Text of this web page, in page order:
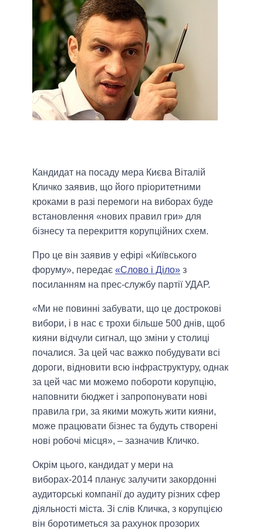
Кандидат на посаду мера Києва Віталій
Кличко заявив, що його пріоритетними
кроками в разі перемоги на виборах буде
встановлення «нових правил гри» для
бізнесу та перекриття корупційних схем.
Про це він заявив у ефірі «Київського
форуму», передає «Слово і Діло» з
посиланням на прес-службу партії УДАР.
«Ми не повинні забувати, що це дострокові
вибори, і в нас є трохи більше 500 днів, щоб
кияни відчули сигнал, що зміни у столиці
почалися. За цей час важко побудувати всі
дороги, відновити всю інфраструктуру, однак
за цей час ми можемо побороти корупцію,
наповнити бюджет і запропонувати нові
правила гри, за якими можуть жити кияни,
може працювати бізнес та будуть створені
нові робочі місця», – зазначив Кличко.
Окрім цього, кандидат у мери на
виборах-2014 планує залучити закордонні
аудиторські компанії до аудиту різних сфер
діяльності міста. Зі слів Кличка, з корупцією
він боротиметься за рахунок прозорих